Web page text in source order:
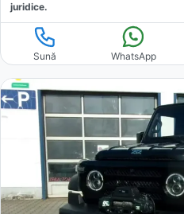
juridice.
Sună WhatsApp